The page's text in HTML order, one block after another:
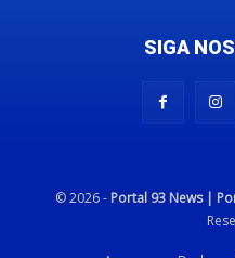
SIGA
© 2026 - Portal 93 News |